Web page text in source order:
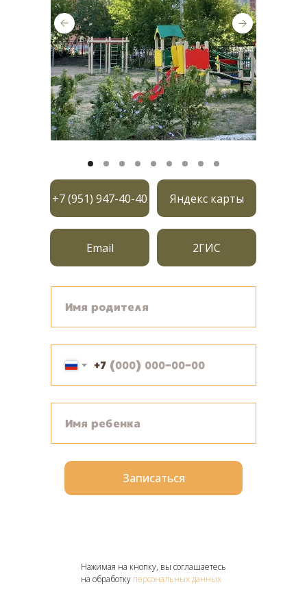
+7
Записаться
Нажимая на кнопку, вы соглашаетесь
на обработку персональных данных
+7 (951) 947-40-40
Email
Яндекс карты
2ГИС